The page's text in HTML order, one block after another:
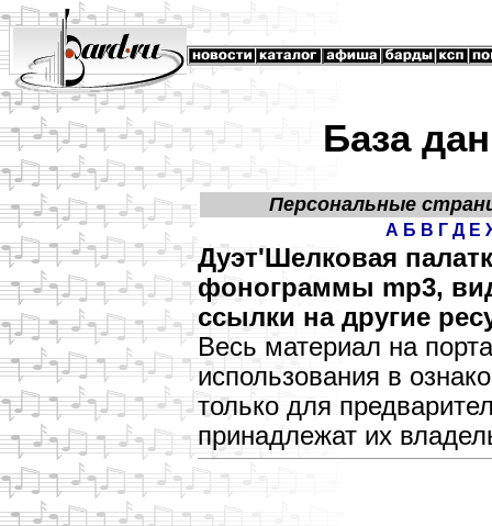
База
Персональные
А Б В Г Д Е
Дуэт'Шелковая
фонограммы mp3,
ссылки на другие
Весь материал на
использования в
только для
принадлежат их